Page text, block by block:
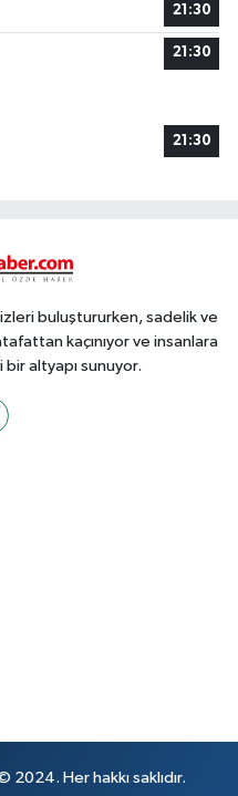
21:30
21:30
21:30
buluştururken, sadelik ve
kaçınıyor ve insanlara
altyapı sunuyor.
Her hakkı saklıdır.